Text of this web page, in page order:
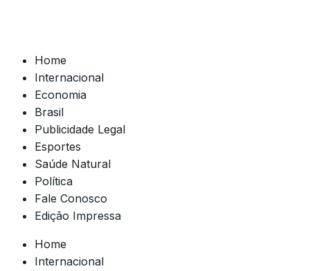
Home
Internacional
Economia
Brasil
Publicidade Legal
Esportes
Saúde Natural
Política
Fale Conosco
Edição Impressa
Home
Internacional